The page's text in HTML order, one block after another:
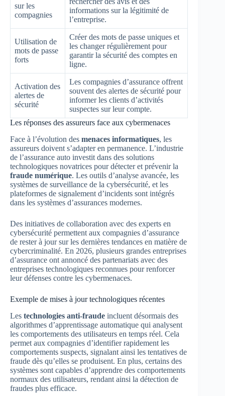
sur les
compagnies
informations sur la légitimité de
l’entreprise.
Utilisation de
mots de passe
forts
Créer des mots de passe uniques et
les changer régulièrement pour
garantir la sécurité des comptes en
ligne.
Activation des
alertes de
sécurité
Les compagnies d’assurance offrent
souvent des alertes de sécurité pour
informer les clients d’activités
suspectes sur leur compte.
Les réponses des assureurs face aux cybermenaces
Face à l’évolution des menaces informatiques, les
assureurs doivent s’adapter en permanence. L’industrie
de l’assurance auto investit dans des solutions
technologiques novatrices pour détecter et prévenir la
fraude numérique. Les outils d’analyse avancée, les
systèmes de surveillance de la cybersécurité, et les
plateformes de signalement d’incidents sont intégrés
dans les systèmes d’assurances modernes.
Des initiatives de collaboration avec des experts en
cybersécurité permettent aux compagnies d’assurance
de rester à jour sur les dernières tendances en matière de
cybercriminalité. En 2026, plusieurs grandes entreprises
d’assurance ont annoncé des partenariats avec des
entreprises technologiques reconnues pour renforcer
leur défenses contre les cybermenaces.
Exemple de mises à jour technologiques récentes
Les technologies anti-fraude incluent désormais des
algorithmes d’apprentissage automatique qui analysent
les comportements des utilisateurs en temps réel. Cela
permet aux compagnies d’identifier rapidement les
comportements suspects, signalant ainsi les tentatives de
fraude dès qu’elles se produisent. En plus, certains des
systèmes sont capables d’apprendre des comportements
normaux des utilisateurs, rendant ainsi la détection de
fraudes plus efficace.